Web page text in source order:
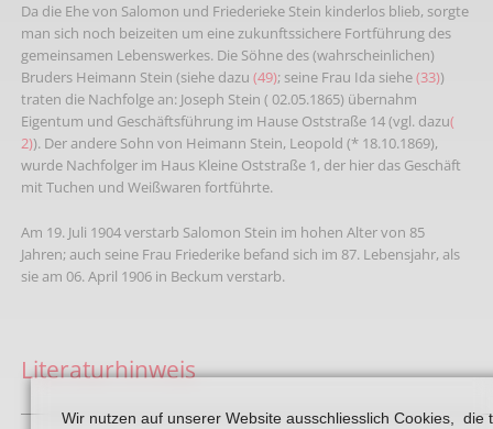
Da die Ehe von Salomon und Friederieke Stein kinderlos blieb, sorgte
man sich noch beizeiten um eine zukunftssichere Fortführung des
gemeinsamen Lebenswerkes. Die Söhne des (wahrscheinlichen)
Bruders Heimann Stein (siehe dazu (49); seine Frau Ida siehe(33))
traten die Nachfolge an: Joseph Stein ( 02.05.1865) übernahm
Eigentum und Geschäftsführung im Hause Oststraße 14 (vgl. dazu(
2)). Der andere Sohn von Heimann Stein, Leopold (* 18.10.1869),
wurde Nachfolger im Haus Kleine Oststraße 1, der hier das Geschäft
mit Tuchen und Weißwaren fortführte.
Am 19. Juli 1904 verstarb Salomon Stein im hohen Alter von 85
Jahren; auch seine Frau Friederike befand sich im 87. Lebensjahr, als
sie am 06. April 1906 in Beckum verstarb.
Literaturhinweis
Wir nutzen auf unserer Website ausschliesslich Cookies, die